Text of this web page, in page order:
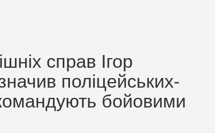
справ Ігор
поліцейських-
бойовими